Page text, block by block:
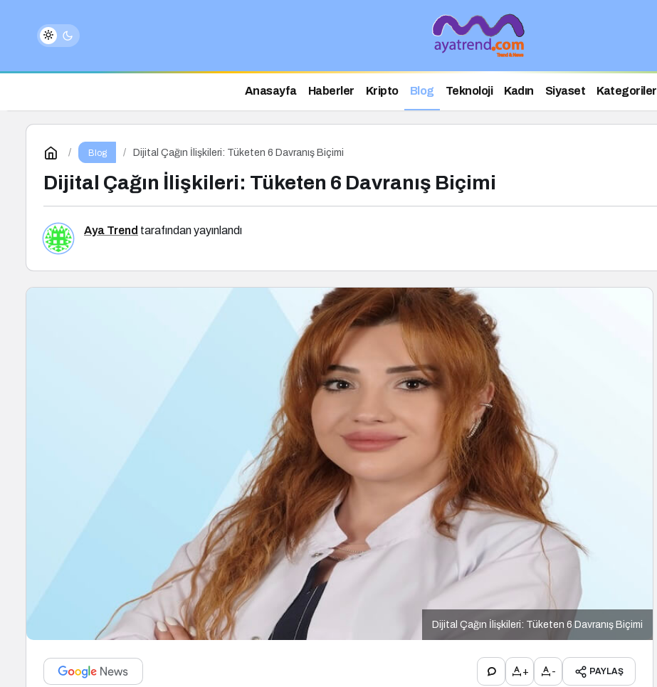
Anasayfa Haberler Kripto Blog Teknoloji Kadın Siyaset Kategoriler
Blog Dijital Çağın İlişkileri: Tüketen 6 Davranış Biçimi
Dijital Çağın İlişkileri: Tüketen 6 Davranış Biçimi
Aya Trend tarafından yayınlandı
Dijital Çağın İlişkileri: Tüketen 6 Davranış Biçimi
+ - PAYLAŞ